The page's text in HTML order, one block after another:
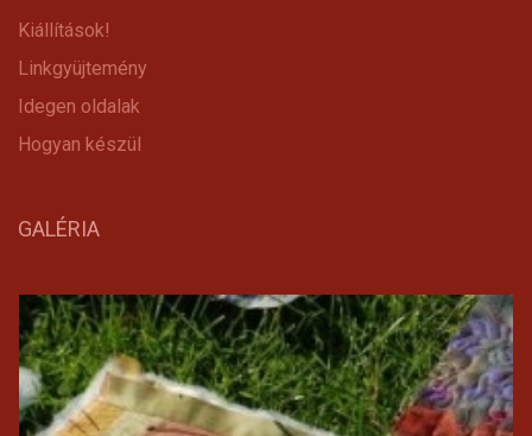
Kiállítások!
Linkgyüjtemény
Idegen oldalak
Hogyan készül
GALÉRIA